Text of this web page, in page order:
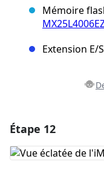
Mémoire
Extension E/
Ajouter un
Étape 12